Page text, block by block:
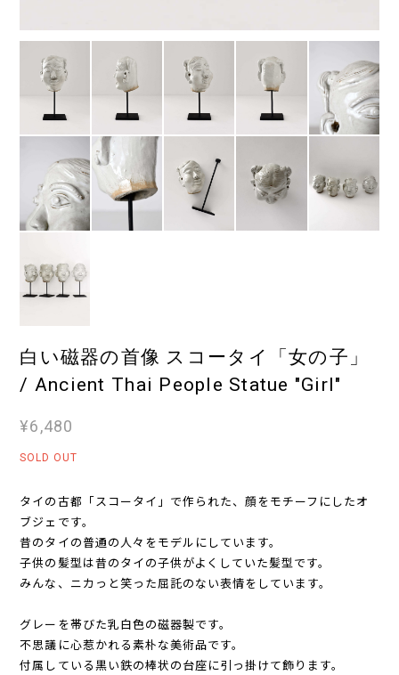
白い磁器の首像 スコータイ「女の子」
/ Ancient Thai People Statue "Girl"
¥6,480
SOLD OUT
タイの古都「スコータイ」で作られた、顔をモチーフにしたオ
ブジェです。
昔のタイの普通の人々をモデルにしています。
子供の髪型は昔のタイの子供がよくしていた髪型です。
みんな、ニカっと笑った屈託のない表情をしています。
グレーを帯びた乳白色の磁器製です。
不思議に心惹かれる素朴な美術品です。
付属している黒い鉄の棒状の台座に引っ掛けて飾ります。